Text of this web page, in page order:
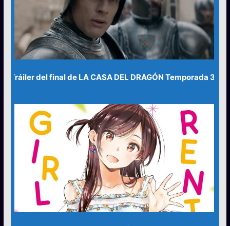
Tráiler del final de LA CASA DEL DRAGÓN Temporada 3